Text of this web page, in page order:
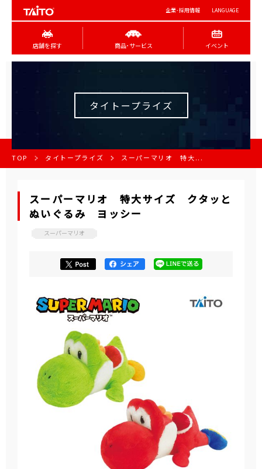
企業･採用情報 LANGUAGE
店舗を探す 商品･サービス イベント
タイトープライズ
TOP タイトープライズ スーパーマリオ 特大...
スーパーマリオ 特大サイズ クタッと
ぬいぐるみ ヨッシー
スーパーマリオ